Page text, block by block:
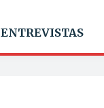
ENTREVISTAS